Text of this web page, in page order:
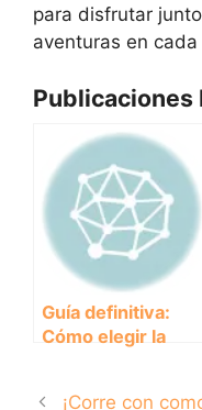
para disfrutar
aventuras en
Publicaciones
Guía definitiva:
Cómo elegir la
¡Corre con